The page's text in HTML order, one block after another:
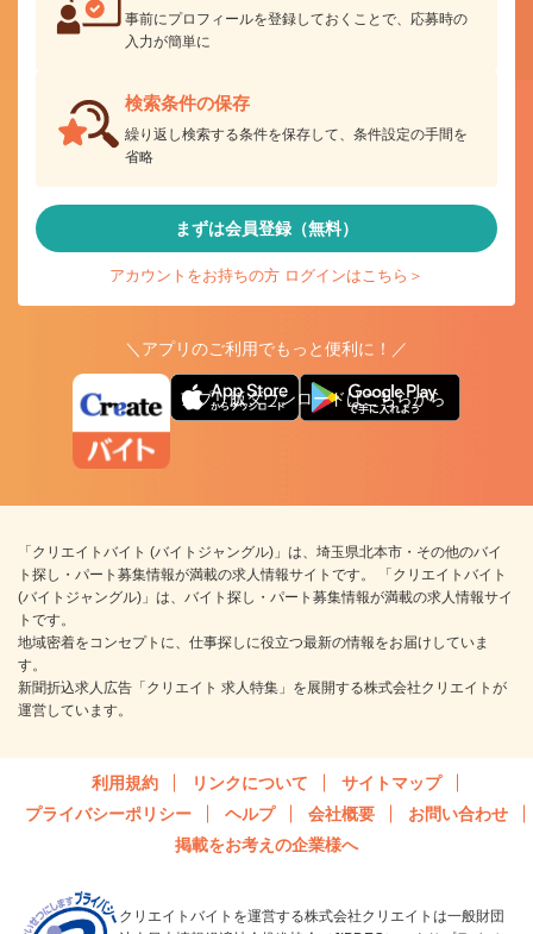
事前にプロフィールを登録しておくことで、応募時の
入力が簡単に
検索条件の保存
繰り返し検索する条件を保存して、条件設定の手間を
省略
まずは会員登録（無料）
アカウントをお持ちの方 ログインはこちら＞
＼アプリのご利用でもっと便利に！／
アプリ版ダウンロードはこちらから
「クリエイトバイト (バイトジャングル)」は、埼玉県北本市・その他のバイ
ト探し・パート募集情報が満載の求人情報サイトです。 「クリエイトバイト
(バイトジャングル)」は、バイト探し・パート募集情報が満載の求人情報サイ
トです。
地域密着をコンセプトに、仕事探しに役立つ最新の情報をお届けしていま
す。
新聞折込求人広告「クリエイト 求人特集」を展開する株式会社クリエイトが
運営しています。
利用規約 リンクについて
サイトマップ
プライバシーポリシー
ヘルプ 会社概要
お問い合わせ
掲載をお考えの企業様へ
クリエイトバイトを運営する株式会社クリエイトは一般財団